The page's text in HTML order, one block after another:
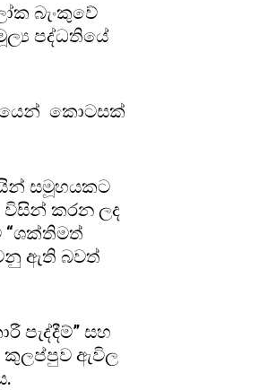
බැංකුවේ
පද්ධතියේ
කොටසක්
සමූහයකට
විසින් කරන ලද
“ශක්තිමත්
ඇති බවත්
පැද්දීම්” සහ
කුලප්පුව ඇවිල